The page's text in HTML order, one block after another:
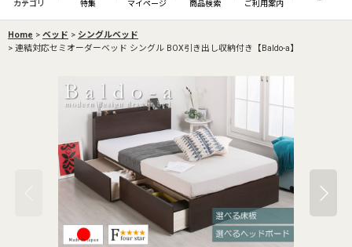
カテゴリ 特集 マイページ 商品検索 ご利用案内
Home > ベッド > シングルベッド
> 連結対応セミオーダーベッド シングル BOX引き出し収納付き【Baldo-a】